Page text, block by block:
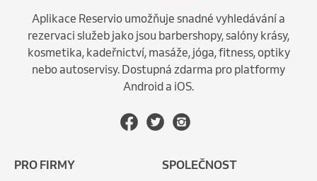
Aplikace Reservio umožňuje snadné vyhledávání a
rezervaci služeb jako jsou barbershopy, salóny krásy,
kosmetika, kadeřnictví, masáže, jóga, fitness, optiky
nebo autoservisy. Dostupná zdarma pro platformy
Android a iOS.
PRO FIRMY SPOLEČNOST